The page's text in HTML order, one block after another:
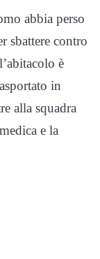
abbia perso
sbattere contro
è
in
alla squadra
e la